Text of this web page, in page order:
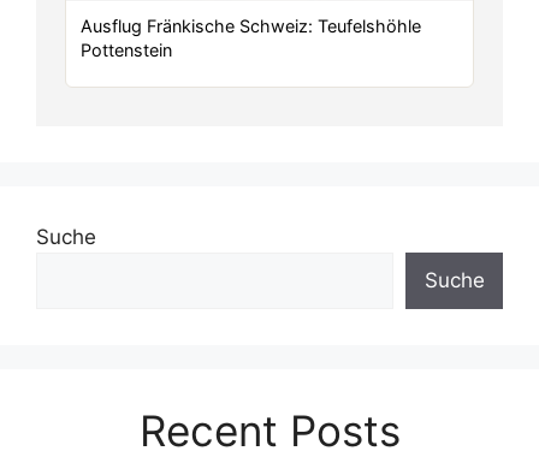
Ausflug Fränkische Schweiz: Teufelshöhle
Pottenstein
Suche
Suche
Recent Posts